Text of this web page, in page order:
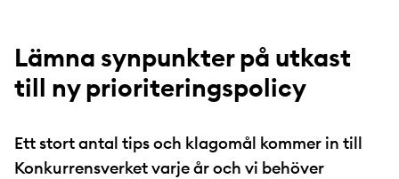
Lämna synpunkter på utkast
till ny prioriteringspolicy
Ett stort antal tips och klagomål kommer in till
Konkurrensverket varje år och vi behöver